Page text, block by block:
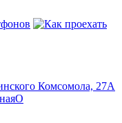
Комсомола, 27А
О